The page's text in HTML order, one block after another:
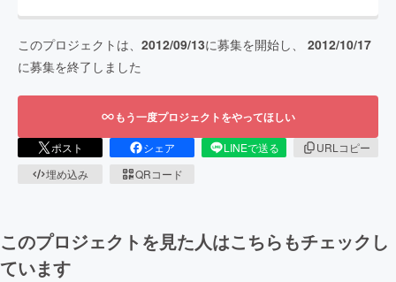
このプロジェクトは、 2012/09/13に募集を開始し、 2012/10/17
に募集を終了しました
もう一度プロジェクトをやってほしい
ポスト シェア LINEで送る
URLコピー
埋め込み
QRコード
このプロジェクトを見た人はこちらもチェックし
ています